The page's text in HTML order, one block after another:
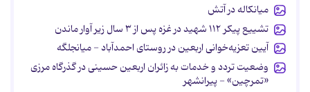
میانکاله در آتش
تشییع پیکر ۱۱۲ شهید در غزه پس از ۳ سال زیر آوار ماندن
آیین تعزیه‌خوانی اربعین در روستای احمدآباد - میانجلگه
وضعیت تردد و خدمات به زائران اربعین حسینی در گذرگاه مرزی
«تمرچین» - پیرانشهر